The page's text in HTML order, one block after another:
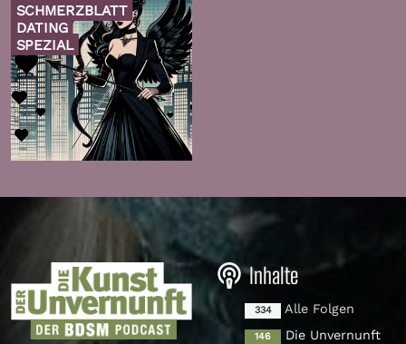
SCHMERZBLATT
DATING
SPEZIAL
Zur
Folge
Inhalte
334 Alle Folgen
146 Die Unvernunft